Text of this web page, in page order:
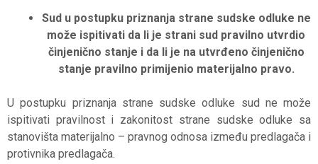
Sud u postupku priznanja strane sudske odluke ne
može ispitivati da li je strani sud pravilno utvrdio
činjenično stanje i da li je na utvrđeno činjenično
stanje pravilno primijenio materijalno pravo.
U postupku priznanja strane sudske odluke sud ne može
ispitivati pravilnost i zakonitost strane sudske odluke sa
stanovišta materijalno – pravnog odnosa između predlagača i
protivnika predlagača.